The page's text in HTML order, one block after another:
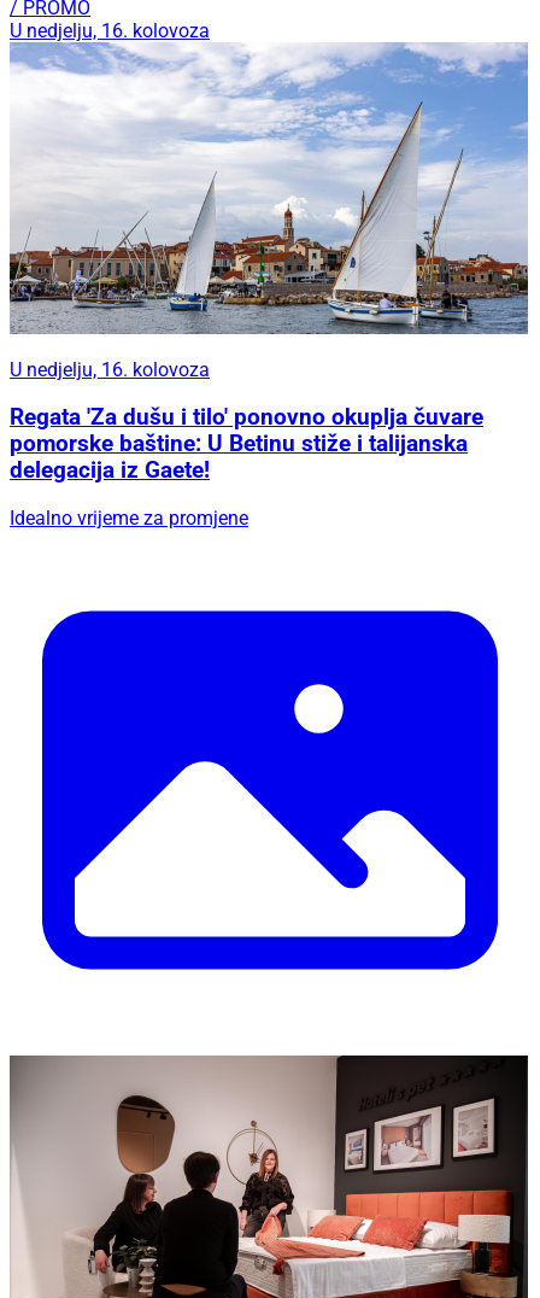
/ PROMO
U nedjelju, 16. kolovoza
U nedjelju, 16. kolovoza
Regata 'Za dušu i tilo' ponovno okuplja čuvare
pomorske baštine: U Betinu stiže i talijanska
delegacija iz Gaete!
Idealno vrijeme za promjene